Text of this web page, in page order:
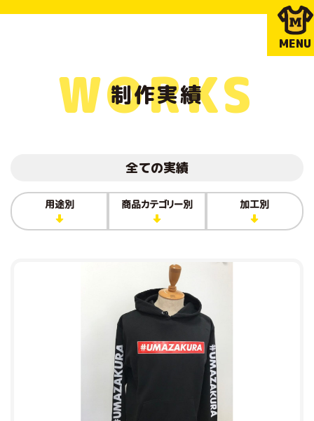
MENU
制作実績
WORKS
全ての実績
用途別 商品カテゴリー別 加工別